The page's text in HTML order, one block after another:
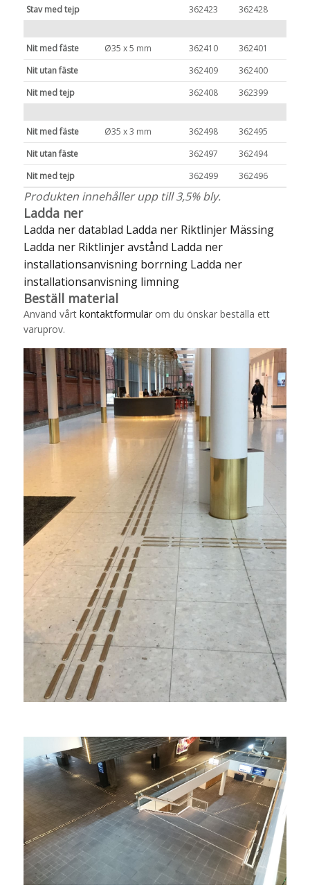
Stav med tejp
362423 362428
Nit med fäste Ø35 x 5 mm 362410
362401
Nit utan fäste
362409
362400
Nit med tejp
362408 362399
Nit med fäste Ø35 x 3 mm 362498
362495
Nit utan fäste
362497
362494
Nit med tejp
362499 362496
Produkten innehåller upp till 3,5% bly.
Ladda ner
Ladda ner datablad Ladda ner Riktlinjer Mässing
Ladda ner Riktlinjer avstånd Ladda ner
installationsanvisning borrning Ladda ner
installationsanvisning limning
Beställ material
Använd vårt kontaktformulärom du önskar beställa ett
varuprov.